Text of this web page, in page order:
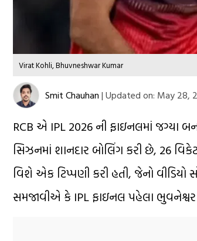
Virat Kohli, Bhuvneshwar Kumar
Smit Chauhan | Updated on: May 28,
RCB એ IPL 2026 ની ફાઇનલમાં જગ્યા
સિઝનમાં શાનદાર બોલિંગ કરી છે, 26
વિશે એક ટિપ્પણી કરી હતી, જેનો વીડિયો
સમજાવીએ કે IPL ફાઇનલ પહેલા